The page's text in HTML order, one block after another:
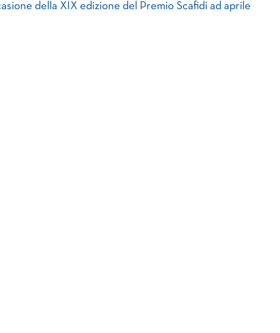
della XIX edizione del Premio Scafidi ad aprile